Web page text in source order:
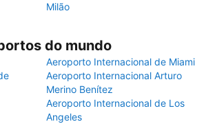
Milão
do mundo
Aeroporto Internacional de Miami
Aeroporto Internacional Arturo
Merino Benítez
Aeroporto Internacional de Los
Angeles